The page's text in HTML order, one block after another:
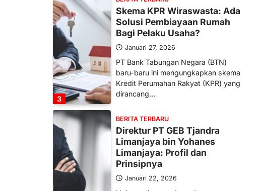
3
Skema KPR Wiraswasta: Ada
Solusi Pembiayaan Rumah
Bagi Pelaku Usaha?
Januari 27, 2026
PT Bank Tabungan Negara (BTN)
baru-baru ini mengungkapkan skema
Kredit Perumahan Rakyat (KPR) yang
dirancang…
BERITA TERBARU
Direktur PT GEB Tjandra
Limanjaya bin Yohanes
Limanjaya: Profil dan
Prinsipnya
Januari 22, 2026